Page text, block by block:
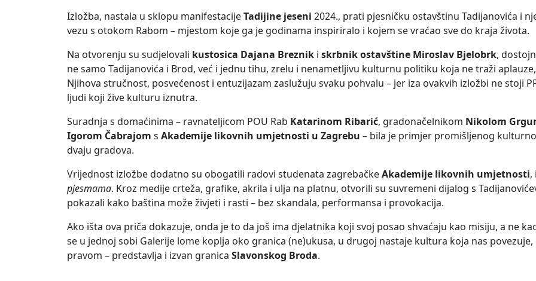
Izložba, nastala u sklopu manifestacijeTadijine jeseni 2024., prati pjesničku ostavštinu Tadijanovića i
vezu s otokom Rabom – mjestom koje ga je godinama inspiriralo i kojem se vraćao sve do kraja života.
Na otvorenju su sudjelovali kustosica Dajana Breznik i skrbnik ostavštine Miroslav Bjelobrk,
ne samo Tadijanovića i Brod, već i jednu tihu, zrelu i nenametljivu kulturnu politiku koja ne traži
Njihova stručnost, posvećenost i entuzijazam zaslužuju svaku pohvalu – jer iza ovakvih izložbi ne stoji
ljudi koji žive kulturu iznutra.
Suradnja s domaćinima – ravnateljicom POU Rab Katarinom Ribarić, gradonačelnikom Nikolom
Igorom Čabrajom s Akademije likovnih umjetnosti u Zagrebu – bila je primjer promišljenog
dvaju gradova.
Vrijednost izložbe dodatno su obogatili radovi studenata zagrebačkeAkademije likovnih umjetnosti,
pjesmama. Kroz medije crteža, grafike, akrila i ulja na platnu, otvorili su suvremeni dijalog s
pokazali kako baština može živjeti i rasti – bez skandala, performansa i provokacija.
Ako išta ova priča dokazuje, onda je to da još ima djelatnika koji svoj posao shvaćaju kao misiju, a ne
se u jednoj sobi Galerije lome koplja oko granica (ne)ukusa, u drugoj nastaje kultura koja nas povezuje,
pravom – predstavlja i izvan granica Slavonskog Broda.